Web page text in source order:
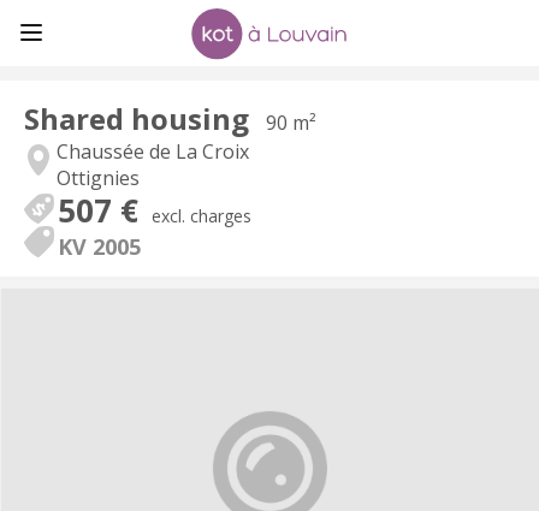
Shared housing
90 m²
Chaussée de La Croix
Ottignies
507 € excl. charges
KV 2005